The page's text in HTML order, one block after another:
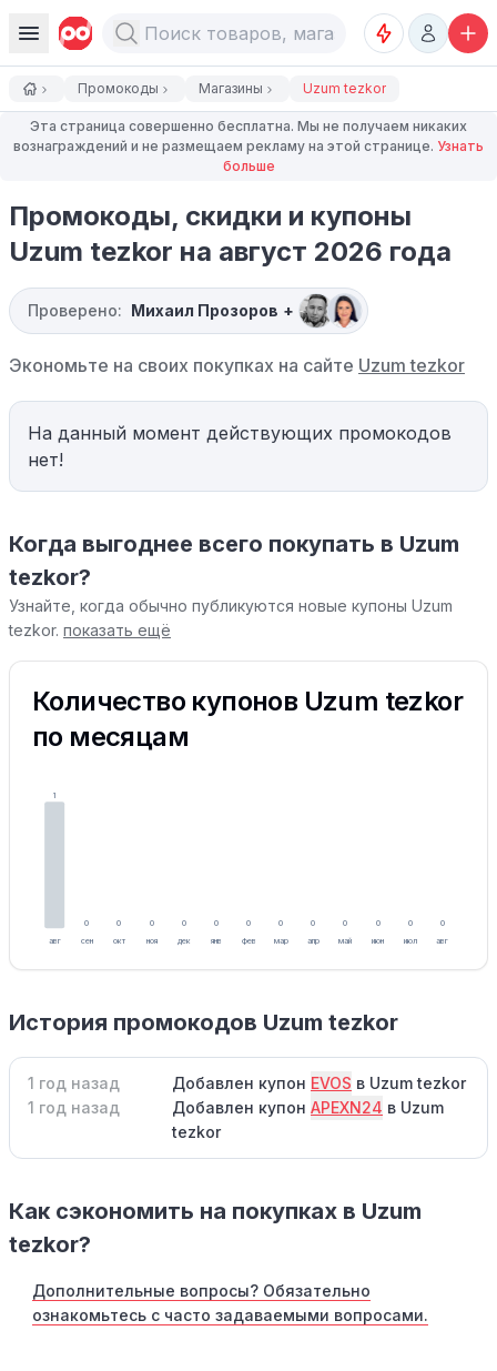
Промокоды Магазины Uzum tezkor
Эта страница совершенно бесплатна. Мы не получаем никаких
вознаграждений и не размещаем рекламу на этой странице. Узнать
больше
Промокоды, скидки и купоны
Uzum tezkor на август 2026 года
Проверено: Михаил Прозоров +
Экономьте на своих покупках на сайте Uzum tezkor
На данный момент действующих промокодов
нет!
Когда выгоднее всего покупать в Uzum
tezkor?
Узнайте, когда обычно публикуются новые купоны Uzum
tezkor. показать ещё
Количество купонов Uzum tezkor
по месяцам
1
авг
0
сен
0
окт
0
ноя
0
дек
0
янв
0
фев
0
мар
0
апр
0
май
0
июн
0
июл
0
авг
История промокодов Uzum tezkor
1 год назад Добавлен купон EVOS в Uzum tezkor
1 год назад
Добавлен купон APEXN24 в Uzum
tezkor
Как сэкономить на покупках в Uzum
tezkor?
Дополнительные вопросы? Обязательно
ознакомьтесь с часто задаваемыми вопросами.